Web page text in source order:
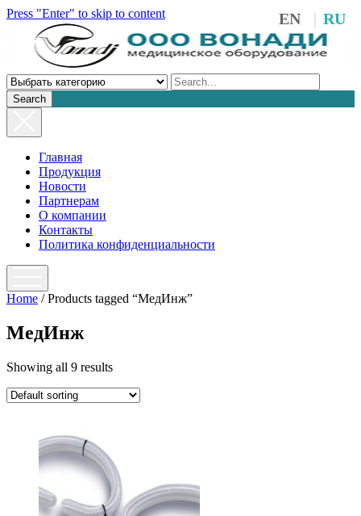
Press "Enter" to skip to content
Search
Главная
Продукция
Новости
Партнерам
О компании
Контакты
Политика конфиденциальности
Home / Products tagged “МедИнж”
МедИнж
Showing all 9 results
EN RU